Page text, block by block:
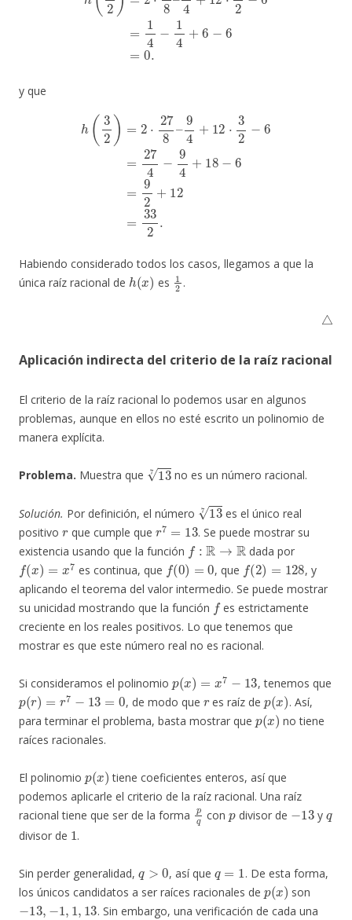
y que
2)= 27
3 2−6 −94 +18 2+
Habiendo considerado todos los casos, llegamos a que la
única raíz racional de
h (x)
es
12
.
△
Aplicación indirecta del criterio de la raíz racional
El criterio de la raíz racional lo podemos usar en algunos
problemas, aunque en ellos no esté escrito un polinomio de
manera explícita.
Problema. Muestra que
137
no es un número racional.
Solución. Por definición, el número
137
es el único real
positivo
que cumple que
r7=13
. Se puede mostrar su
existencia usando que la función
f:R → R
dada por
f(x)=x7
es continua, que
f(0)= 0
, que
f(2)=128
, y
aplicando el teorema del valor intermedio. Se puede mostrar
su unicidad mostrando que la función
f
es estrictamente
creciente en los reales positivos. Lo que tenemos que
mostrar es que este número real no es racional.
Si consideramos el polinomio
( ) −13
, tenemos que
p(r)=r7−13=0
, de modo que es raíz de
p(x)
. Así,
para terminar el problema, basta mostrar que
p(x)
no tiene
raíces racionales.
El polinomio
( )
tiene coeficientes enteros, así que
podemos aplicarle el criterio de la raíz racional. Una raíz
racional tiene que ser de la forma
pq
con
p
divisor de
−13
y
divisor de .
Sin perder generalidad, , así que
. De esta forma,
los únicos candidatos a ser raíces racionales de
p(x)
son
−13,−1,1 ,13
. Sin embargo, una verificación de cada una